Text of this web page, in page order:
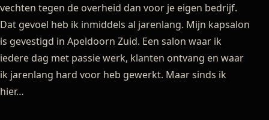
vechten tegen de overheid dan voor je eigen bedrijf.
Dat gevoel heb ik inmiddels al jarenlang. Mijn kapsalon
is gevestigd in Apeldoorn Zuid. Een salon waar ik
iedere dag met passie werk, klanten ontvang en waar
ik jarenlang hard voor heb gewerkt. Maar sinds ik
hier…